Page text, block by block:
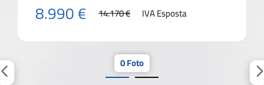
8.990 € 14.170 € IVA Esposta
0 Foto